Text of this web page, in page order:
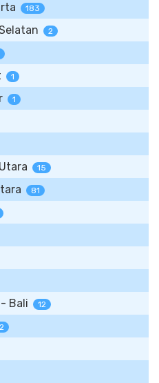
183
2
1
1
15
81
Bali 12
2